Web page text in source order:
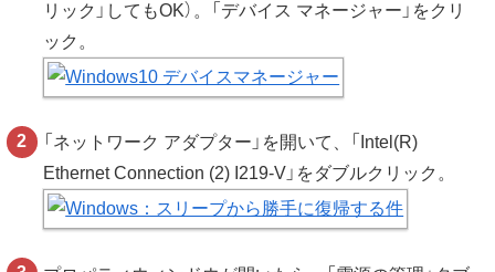
リック」してもOK）。「デバイス マネージャー」をクリ
ック。
「ネットワーク アダプター」を開いて、「Intel(R)
Ethernet Connection (2) I219-V」をダブルクリック。